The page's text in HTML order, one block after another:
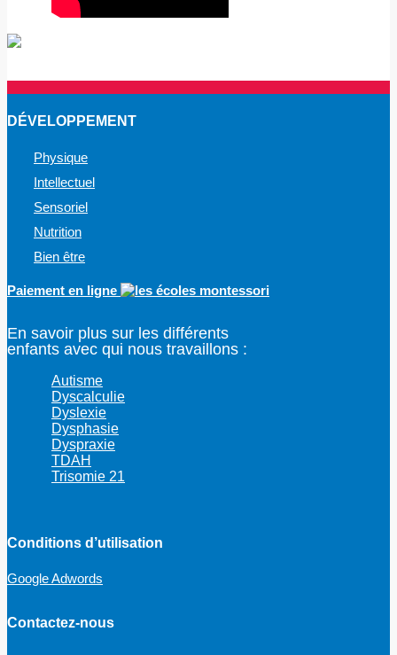
DÉVELOPPEMENT
Physique
Intellectuel
Sensoriel
Nutrition
Bien être
Paiement en ligne
En savoir plus sur les différents
enfants avec qui nous travaillons :
Autisme
Dyscalculie
Dyslexie
Dysphasie
Dyspraxie
TDAH
Trisomie 21
Conditions d’utilisation
Google Adwords
Contactez-nous